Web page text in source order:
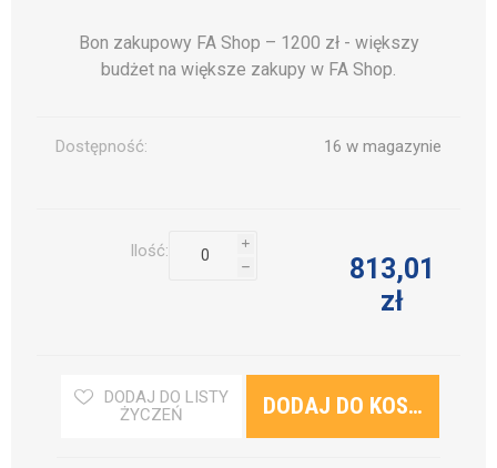
Bon zakupowy FA Shop – 1200 zł - większy
budżet na większe zakupy w FA Shop.
Dostępność: 16 w magazynie
Ilość: i
h
813,01
zł
DODAJ DO LISTY
ŻYCZEŃ